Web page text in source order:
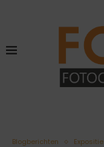
Blogberichten Expositie